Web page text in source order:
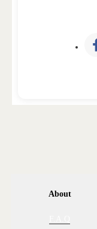
About